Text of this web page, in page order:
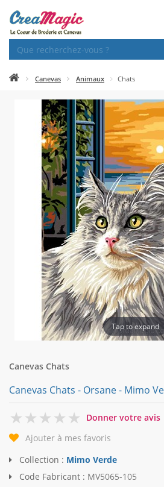
Canevas Animaux Chats
Tap to expand
Canevas Chats
Canevas Chats - Orsane - Mimo
0
Donner votre avis
Ajouter à mes favoris
Collection : Mimo Verde
Code Fabricant : MV5065-105